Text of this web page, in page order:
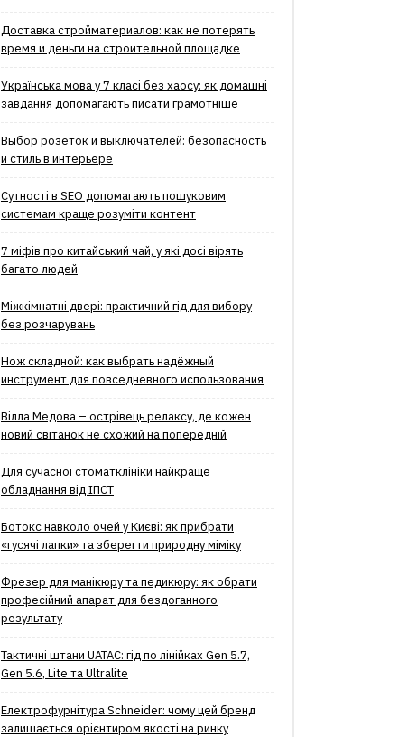
Доставка стройматериалов: как не потерять
время и деньги на строительной площадке
Українська мова у 7 класі без хаосу: як домашні
завдання допомагають писати грамотніше
Выбор розеток и выключателей: безопасность
и стиль в интерьере
Сутності в SEO допомагають пошуковим
системам краще розуміти контент
7 міфів про китайський чай, у які досі вірять
багато людей
Міжкімнатні двері: практичний гід для вибору
без розчарувань
Нож складной: как выбрать надёжный
инструмент для повседневного использования
Вілла Медова – острівець релаксу, де кожен
новий світанок не схожий на попередній
Для сучасної стоматклініки найкраще
обладнання від ІПСТ
Ботокс навколо очей у Києві: як прибрати
«гусячі лапки» та зберегти природну міміку
Фрезер для манікюру та педикюру: як обрати
професійний апарат для бездоганного
результату
Тактичні штани UATAC: гід по лінійках Gen 5.7,
Gen 5.6, Lite та Ultralite
Електрофурнітура Schneider: чому цей бренд
залишається орієнтиром якості на ринку